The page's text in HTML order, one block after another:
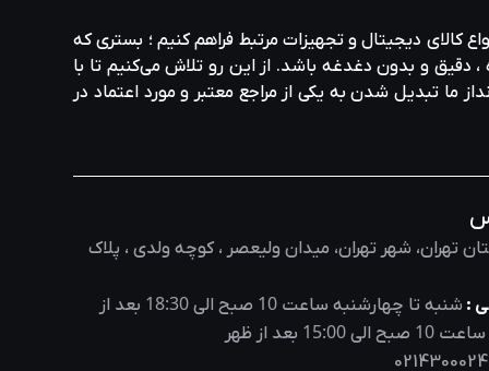
کالای دیجیتال و تجهیزات مرتبط فراهم کنیم ؛ بستری که
دقیق و بدون دغدغه باشد. از این رو تلاش می‌کنیم تا با
ما تبدیل شدن به یکی از مراجع معتبر و مورد اعتماد در
تهران، شهر تهران، میدان ولیعصر ، کوچه ولدی ، پلاک
: شنبه تا چهارشنبه ساعت صبح الی 18:30 بعد از
ساعت
صبح الی 15:00 بعد از ظهر